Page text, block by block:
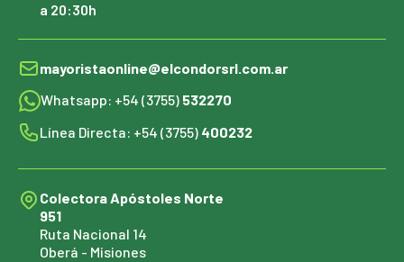
a 20:30h
mayoristaonline@elcondorsrl.com.ar
Whatsapp: +54 (3755) 532270
Línea Directa: +54 (3755) 400232
Colectora Apóstoles Norte
951
Ruta Nacional 14
Oberá - Misiones